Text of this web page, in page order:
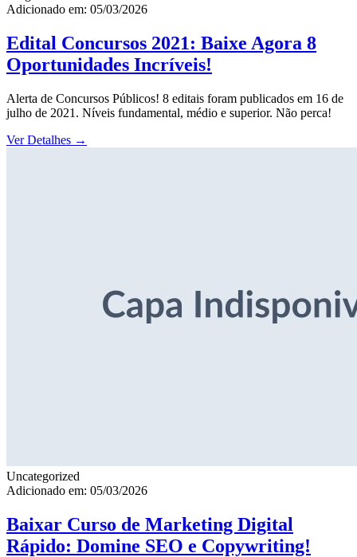
Adicionado em: 05/03/2026
Edital Concursos 2021: Baixe Agora 8
Oportunidades Incríveis!
Alerta de Concursos Públicos! 8 editais foram publicados em 16 de
julho de 2021. Níveis fundamental, médio e superior. Não perca!
Ver Detalhes →
Uncategorized
Adicionado em: 05/03/2026
Baixar Curso de Marketing Digital
Rápido: Domine SEO e Copywriting!